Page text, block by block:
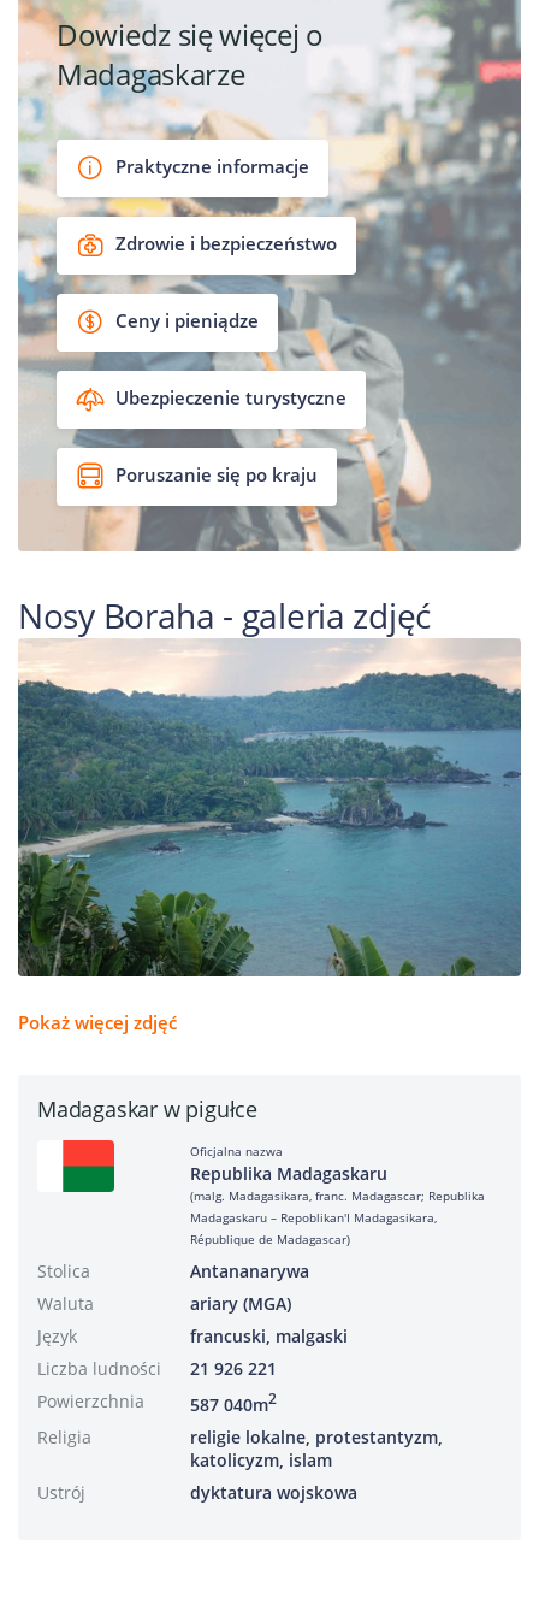
Dowiedz się więcej o
Madagaskarze
Praktyczne informacje
Zdrowie i bezpieczeństwo
Ceny i pieniądze
Ubezpieczenie turystyczne
Poruszanie się po kraju
Nosy Boraha - galeria zdjęć
Pokaż więcej zdjęć
Madagaskar w pigułce
Oficjalna nazwa
Republika Madagaskaru
(malg. Madagasikara, franc. Madagascar; Republika
Madagaskaru – Repoblikan'I Madagasikara,
République de Madagascar)
Stolica
Antananarywa
Waluta
ariary (MGA)
Język
francuski, malgaski
Liczba ludności
21 926 221
Powierzchnia
587 040m2
Religia
religie lokalne, protestantyzm,
katolicyzm, islam
Ustrój
dyktatura wojskowa